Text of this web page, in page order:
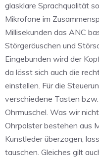
glasklare Sprachqualität
Mikrofone im
Millisekunden das ANC
Störgeräuschen und
Eingebunden wird der
da lässt sich auch die
einstellen. Für die
verschiedene Tasten
Ohrmuschel. Was wir
Ohrpolster bestehen aus
Kunstleder überzogen,
tauschen. Gleiches gilt